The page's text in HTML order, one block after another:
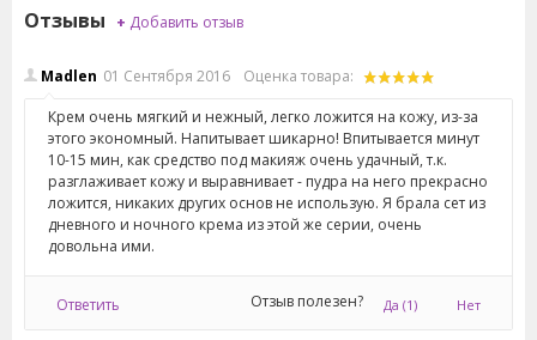
Кунжутное масло
процесс старения.
разглаживает морщины, является источником
изофлавонов ― защищает кожу от гормонального
старения. Используется для антивозрастной линии
косметики.
Масло рисовых отрубей
предупреждает появление морщин, стимулирует
Отзывы + Добавить отзыв
Madlen 01 Сентября 2016
Оценка товара:
Крем очень мягкий и нежный, легко ложится на кожу, из-за
этого экономный. Напитывает шикарно! Впитывается минут
10-15 мин, как средство под макияж очень удачный, т.к.
разглаживает кожу и выравнивает - пудра на него прекрасно
ложится, никаких других основ не использую. Я брала сет из
дневного и ночного крема из этой же серии, очень
довольна ими.
Ответить Отзыв полезен? Да (1) Нет